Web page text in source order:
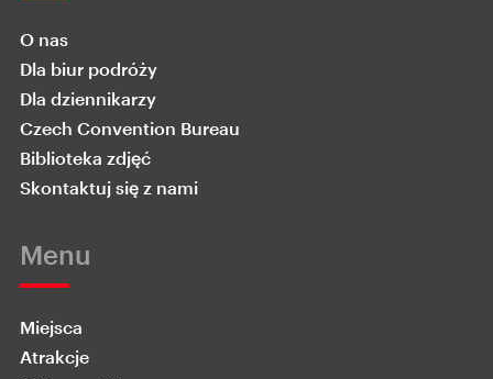
O nas
Dla biur podróży
Dla dziennikarzy
Czech Convention Bureau
Biblioteka zdjęć
Skontaktuj się z nami
Menu
Miejsca
Atrakcje